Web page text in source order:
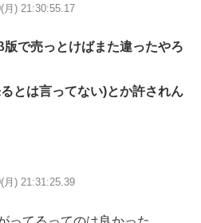
月) 21:30:55.17
で売っとけばまた違ったやろ
とは言ってない)とか許されん
月) 21:31:25.39